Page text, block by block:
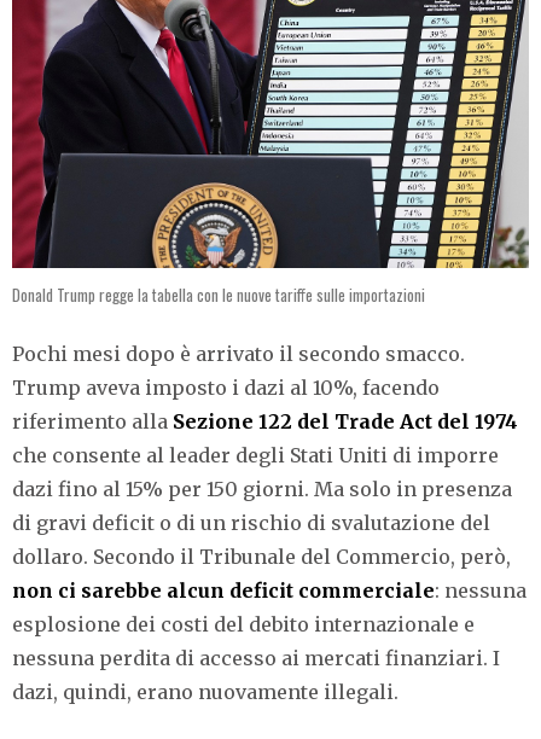
Donald Trump regge la tabella con le nuove tariffe sulle importazioni
Pochi mesi dopo è arrivato il secondo smacco.
Trump aveva imposto i dazi al 10%, facendo
riferimento alla Sezione 122 del Trade Act del 1974
che consente al leader degli Stati Uniti di imporre
dazi fino al 15% per 150 giorni. Ma solo in presenza
di gravi deficit o di un rischio di svalutazione del
dollaro. Secondo il Tribunale del Commercio, però,
non ci sarebbe alcun deficit commerciale: nessuna
esplosione dei costi del debito internazionale e
nessuna perdita di accesso ai mercati finanziari. I
dazi, quindi, erano nuovamente illegali.